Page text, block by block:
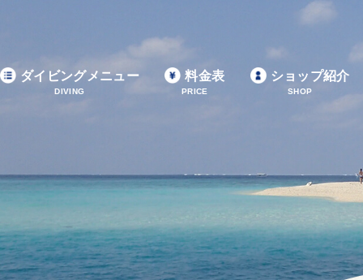
ダイビングメニュー
DIVING
料金表
PRICE
ショップ紹介
SHOP